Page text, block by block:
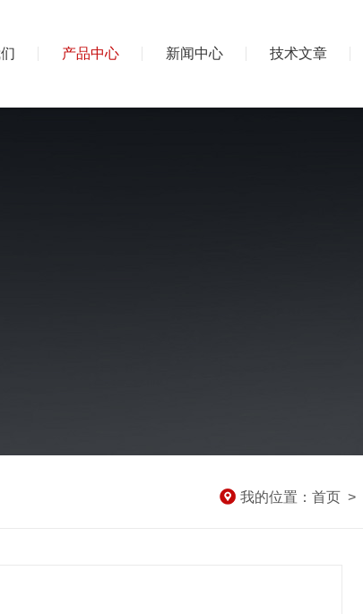
产品中心 新闻中心 技术文章
我的位置： 首页 >